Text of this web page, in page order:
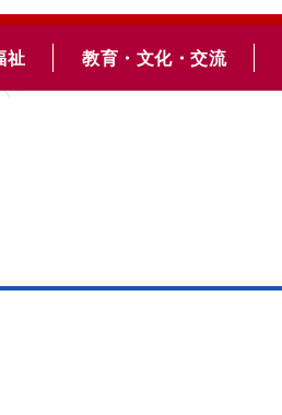
祉 教育・文化・交流